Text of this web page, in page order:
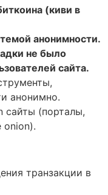
(киви в
анонимности.
не было
сайта.
анонимно.
сайты (порталы,
транзакции в